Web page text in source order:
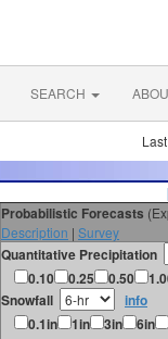
SEARCH
Probabilistic Forecasts
Description | Survey
Quantitative Precipitation
0.10
0.25 0.50
Snowfall
info
0.1in
1in 3in 6in